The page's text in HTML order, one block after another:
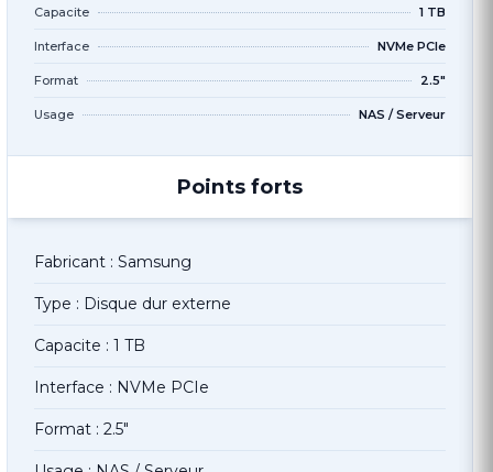
Capacite 1 TB
Interface NVMe PCIe
Format 2.5"
Usage NAS / Serveur
Points forts
Fabricant : Samsung
Type : Disque dur externe
Capacite : 1 TB
Interface : NVMe PCIe
Format : 2.5"